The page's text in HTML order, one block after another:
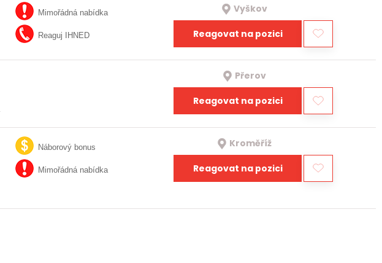
Mimořádná nabídka
Reaguj IHNED
Vyškov
Reagovat na pozici
Přerov
Reagovat na pozici
Náborový bonus
Mimořádná nabídka
Kroměříž
Reagovat na pozici